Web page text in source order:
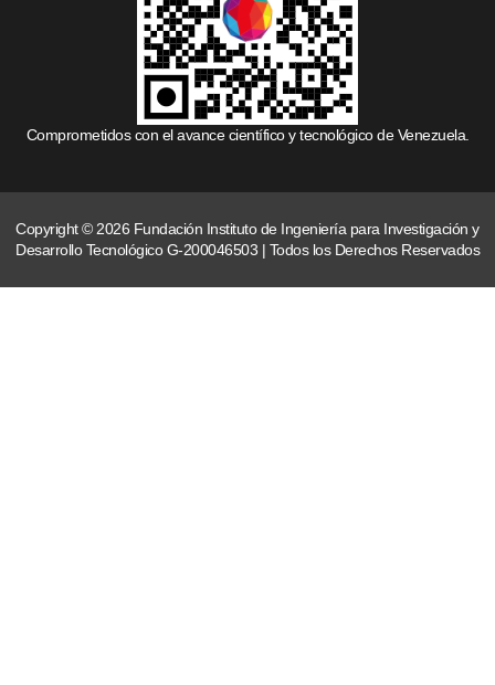
Comprometidos con el avance científico y tecnológico de Venezuela.
Copyright © 2026 Fundación Instituto de Ingeniería para Investigación y
Desarrollo Tecnológico G-200046503 | Todos los Derechos Reservados